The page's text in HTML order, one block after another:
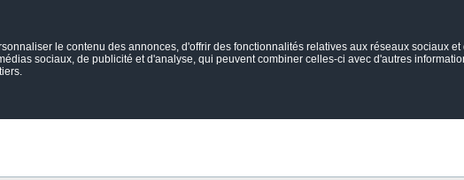
le contenu des annonces, d'offrir des fonctionnalités relatives aux réseaux sociaux
sociaux, de publicité et d'analyse, qui peuvent combiner celles-ci avec d'autres